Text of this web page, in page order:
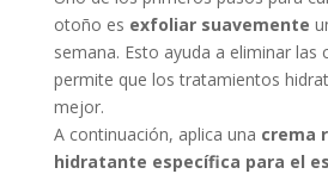
otoño es exfoliar suavemente
semana. Esto ayuda a eliminar las
permite que los tratamientos
mejor.
A continuación, aplica una crema
hidratante específica para el